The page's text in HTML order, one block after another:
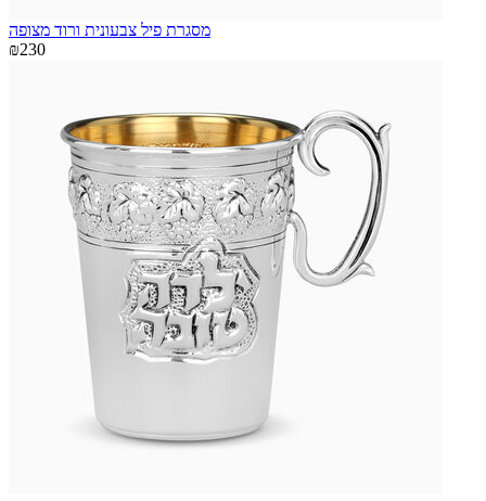
מסגרת פיל צבעונית ורוד מצופה
₪230